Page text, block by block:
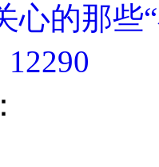
心的那些